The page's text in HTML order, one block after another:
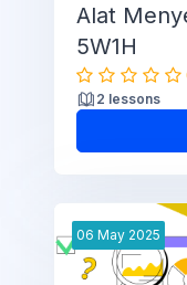
Alat
5W1H
2 lessons
06 May 2025